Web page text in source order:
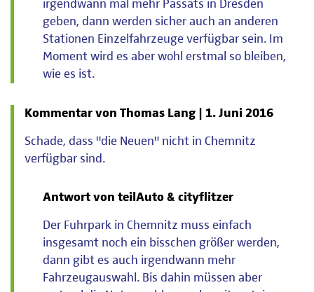
irgendwann mal mehr Passats in Dresden
geben, dann werden sicher auch an anderen
Stationen Einzelfahrzeuge verfügbar sein. Im
Moment wird es aber wohl erstmal so bleiben,
wie es ist.
Kommentar von Thomas Lang | 1. Juni 2016
Schade, dass "die Neuen" nicht in Chemnitz
verfügbar sind.
Antwort von teilAuto & cityflitzer
Der Fuhrpark in Chemnitz muss einfach
insgesamt noch ein bisschen größer werden,
dann gibt es auch irgendwann mehr
Fahrzeugauswahl. Bis dahin müssen aber